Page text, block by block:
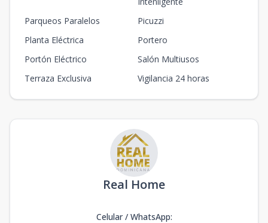
Parqueos Paralelos
Picuzzi
Planta Eléctrica
Portero
Portón Eléctrico
Salón Multiusos
Terraza Exclusiva
Vigilancia 24 horas
Real Home
Celular / WhatsApp: